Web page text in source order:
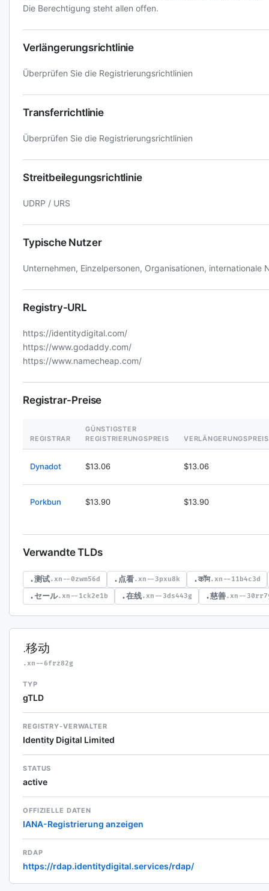
Die Berechtigung steht allen offen.
Verlängerungsrichtlinie
Überprüfen Sie die Registrierungsrichtlinien
Transferrichtlinie
Überprüfen Sie die Registrierungsrichtlinien
Streitbeilegungsrichtlinie
UDRP / URS
Typische Nutzer
Unternehmen, Einzelpersonen, Organisationen, internationale
Registry-URL
https://identitydigital.com/
https://www.godaddy.com/
https://www.namecheap.com/
Registrar-Preise
REGISTRAR
GÜNSTIGSTER
REGISTRIERUNGSPREIS
VERLÄNGERUNGSPREIS
Dynadot $13.06 $13.06
Porkbun $13.90 $13.90
Verwandte TLDs
.测试.xn--0zwm56d .点看.xn--3pxu8k .कॉम.xn--11b4c3d
.セール.xn--1ck2e1b .在线.xn--3ds443g .慈善.xn--
.移动
.xn--6frz82g
TYP
gTLD
REGISTRY-VERWALTER
Identity Digital Limited
STATUS
active
OFFIZIELLE DATEN
IANA-Registrierung anzeigen
RDAP
https://rdap.identitydigital.services/rdap/